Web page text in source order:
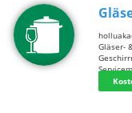
Gläser-